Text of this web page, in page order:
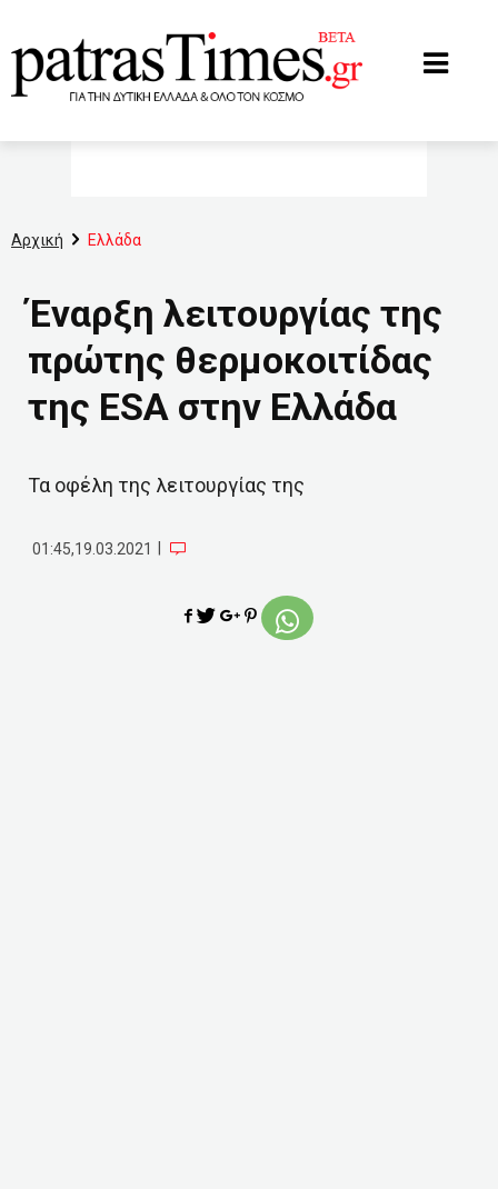
Αρχική Ελλάδα
Έναρξη λειτουργίας της
πρώτης θερμοκοιτίδας
της ESA στην Ελλάδα
Τα οφέλη της λειτουργίας της
01:45,19.03.2021